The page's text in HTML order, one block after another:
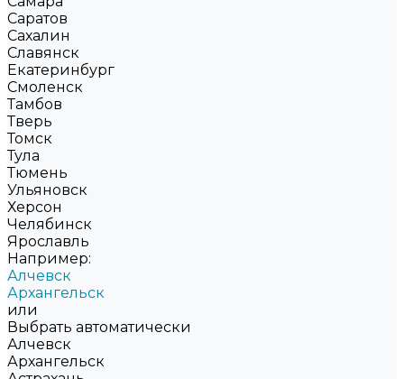
Саратов
Сахалин
Славянск
Екатеринбург
Смоленск
Тамбов
Тверь
Томск
Тула
Тюмень
Ульяновск
Херсон
Челябинск
Ярославль
Например:
Алчевск
Архангельск
или
Выбрать автоматически
Алчевск
Архангельск